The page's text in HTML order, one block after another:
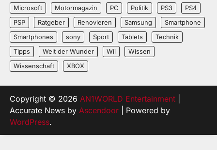
Microsoft
Motormagazin PC Politik PS3
PS4
PSP
Ratgeber Renovieren Samsung
Smartphone
Smartphones
sony Sport Tablets
Technik
Tipps
Welt der Wunder Wii
Wissen
Wissenschaft
XBOX
Copyright © 2026 AN1WORLD Entertainment
Accurate News by Ascendoor | Powered by
WordPress.